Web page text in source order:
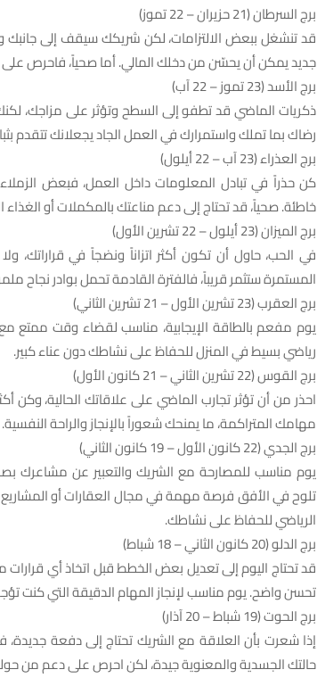
برج السرطان (21 حزيران – 22 تموز)
قد تنشغل ببعض الالتزامات، لكن شريكك سيقف إلى جانبك
جديد يمكن أن يحسّن من دخلك المالي. أما صحياً، فاحرص
برج الأسد (23 تموز – 22 آب)
ذكريات الماضي قد تطفو إلى السطح وتؤثر على مزاجك،
رضاك بما تملك واستمرارك في العمل الجاد يجعلانك تتقدم
برج العذراء (23 آب – 22 أيلول)
كن حذراً في تبادل المعلومات داخل العمل، فبعض
خاطئة. صحياً، قد تحتاج إلى دعم مناعتك بالمكملات أو
برج الميزان (23 أيلول – 22 تشرين الأول)
في الحب، حاول أن تكون أكثر اتزاناً ونضجاً في
المستمرة ستثمر قريباً، فالفترة القادمة تحمل بوادر نجاح
برج العقرب (23 تشرين الأول – 21 تشرين الثاني)
يوم مفعم بالطاقة الإيجابية، مناسب لقضاء وقت ممتع مع
رياضي بسيط في المنزل للحفاظ على نشاطك دون عناء كبير.
برج القوس (22 تشرين الثاني – 21 كانون الأول)
احذر من أن تؤثر تجارب الماضي على علاقاتك الحالية، وكن
مهامك المتراكمة، ما يمنحك شعوراً بالإنجاز والراحة النفسية.
برج الجدي (22 كانون الأول – 19 كانون الثاني)
يوم مناسب للمصارحة مع الشريك والتعبير عن مشاعرك
تلوح في الأفق فرصة مهمة في مجال العقارات أو المشاريع
الرياضي للحفاظ على نشاطك.
برج الدلو (20 كانون الثاني – 18 شباط)
قد تحتاج اليوم إلى تعديل بعض الخطط قبل اتخاذ أي
تحسن واضح. يوم مناسب لإنجاز المهام الدقيقة التي كنت
برج الحوت (19 شباط – 20 آذار)
إذا شعرت بأن العلاقة مع الشريك تحتاج إلى دفعة
حالتك الجسدية والمعنوية جيدة، لكن احرص على دعم من